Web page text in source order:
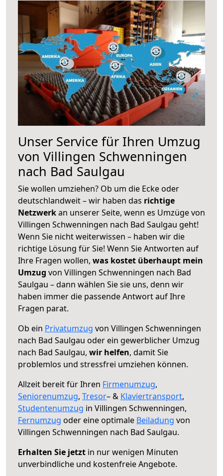
Unser Service für Ihren Umzug
von Villingen Schwenningen
nach Bad Saulgau
Sie wollen umziehen? Ob um die Ecke oder
deutschlandweit – wir haben das richtige
Netzwerkan unserer Seite, wenn es Umzüge von
Villingen Schwenningen nach Bad Saulgau geht!
Wenn Sie nicht weiterwissen – haben wir die
richtige Lösung für Sie! Wenn Sie Antworten auf
Ihre Fragen wollen, was kostet überhaupt mein
Umzug von Villingen Schwenningen nach Bad
Saulgau – dann wählen Sie sie uns, denn wir
haben immer die passende Antwort auf Ihre
Fragen parat.
Ob ein Privatumzug von Villingen Schwenningen
nach Bad Saulgau oder ein gewerblicher Umzug
nach Bad Saulgau, wir helfen, damit Sie
problemlos und stressfrei umziehen können.
Allzeit bereit für Ihren Firmenumzug,
Seniorenumzug, Tresor– & Klaviertransport,
Studentenumzug in Villingen Schwenningen,
Fernumzug oder eine optimale Beiladung von
Villingen Schwenningen nach Bad Saulgau.
Erhalten Sie jetzt in nur wenigen Minuten
unverbindliche und kostenfreie Angebote.